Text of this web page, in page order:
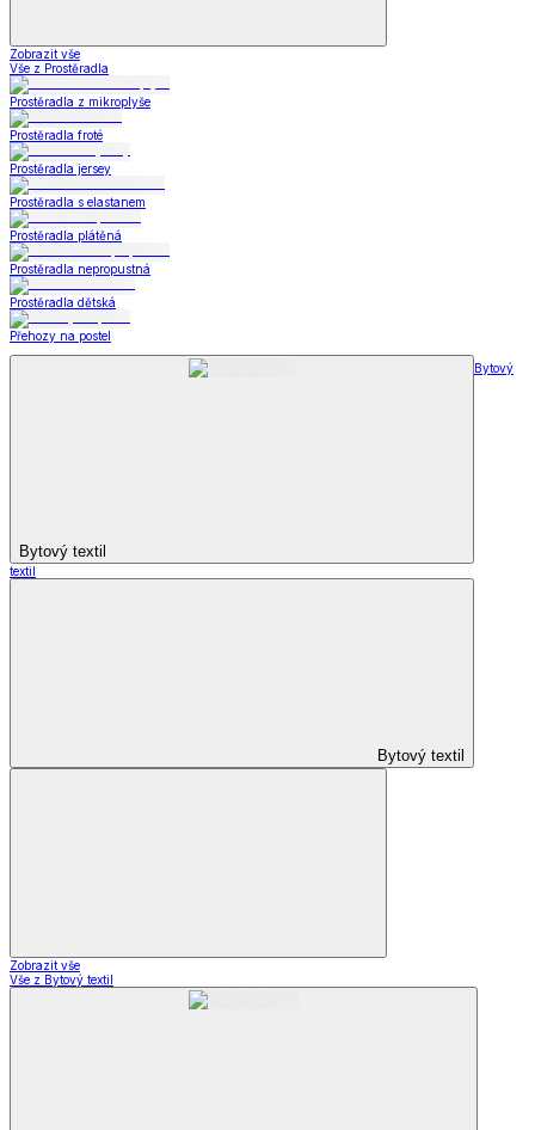
Zobrazit vše
Vše z Prostěradla
Prostěradla z mikroplyše
Prostěradla froté
Prostěradla jersey
Prostěradla s elastanem
Prostěradla plátěná
Prostěradla nepropustná
Prostěradla dětská
Přehozy na postel
Bytový textil
Bytový
textil
Bytový textil
Zobrazit vše
Vše z Bytový textil